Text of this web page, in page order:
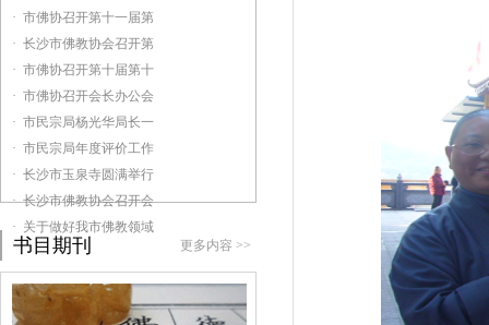
· 市佛协召开第十一届第
· 长沙市佛教协会召开第
· 市佛协召开第十届第十
· 市佛协召开会长办公会
· 市民宗局杨光华局长一
· 市民宗局年度评价工作
· 长沙市玉泉寺圆满举行
· 长沙市佛教协会召开会
· 关于做好我市佛教领域
书目期刊 更多内容 >>